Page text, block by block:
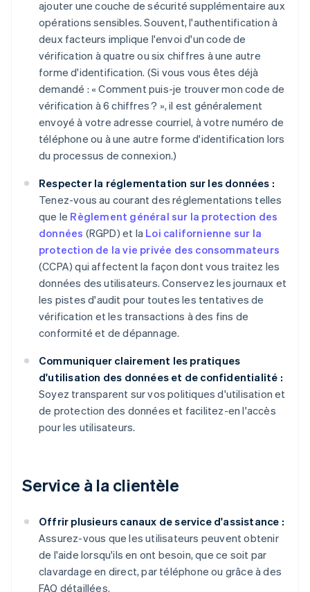
ajouter une couche de sécurité supplémentaire aux
opérations sensibles. Souvent, l'authentification à
deux facteurs implique l'envoi d'un code de
vérification à quatre ou six chiffres à une autre
forme d'identification. (Si vous vous êtes déjà
demandé : « Comment puis-je trouver mon code de
vérification à 6 chiffres ? », il est généralement
envoyé à votre adresse courriel, à votre numéro de
téléphone ou à une autre forme d'identification lors
du processus de connexion.)
Respecter la réglementation sur les données :
Tenez-vous au courant des réglementations telles
que le Règlement général sur la protection des
données (RGPD) et la Loi californienne sur la
protection de la vie privée des consommateurs
(CCPA) qui affectent la façon dont vous traitez les
données des utilisateurs. Conservez les journaux et
les pistes d'audit pour toutes les tentatives de
vérification et les transactions à des fins de
conformité et de dépannage.
Communiquer clairement les pratiques
d'utilisation des données et de confidentialité :
Soyez transparent sur vos politiques d'utilisation et
de protection des données et facilitez-en l'accès
pour les utilisateurs.
Service à la clientèle
Offrir plusieurs canaux de service d'assistance :
Assurez-vous que les utilisateurs peuvent obtenir
de l'aide lorsqu'ils en ont besoin, que ce soit par
clavardage en direct, par téléphone ou grâce à des
FAQ détaillées.